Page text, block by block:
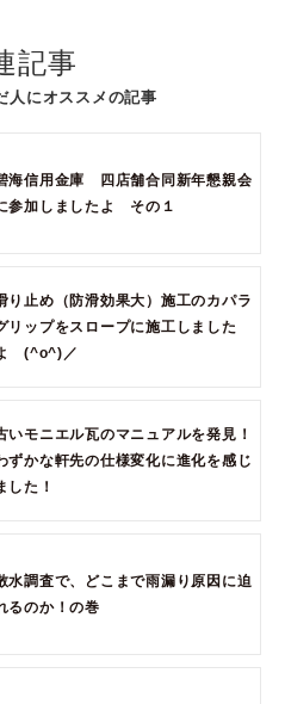
記事
人にオススメの記事
海信用金庫 四店舗合同新年懇親会
参加しましたよ その１
り止め（防滑効果大）施工のカパラ
リップをスロープに施工しました
(^o^)／
いモニエル瓦のマニュアルを発見！
ずかな軒先の仕様変化に進化を感じ
した！
水調査で、どこまで雨漏り原因に迫
るのか！の巻